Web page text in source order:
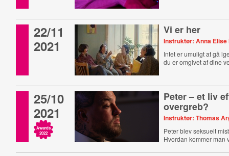
22/11
2021
Vi er her
Instruktør: Anna Elise
Intet er umuligt at gå
du er omgivet af dine
25/10
2021
Awards
2022
Peter – et liv
overgreb?
Instruktør: Thomas
Peter blev seksuelt
Hvordan kommer man